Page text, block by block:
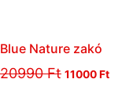
Blue Nature zakó
20990Ft 11000Ft